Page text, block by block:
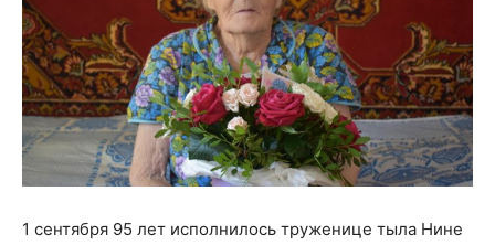
1 сентября 95 лет исполнилось труженице тыла Нине